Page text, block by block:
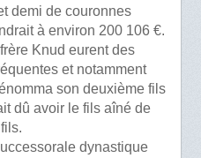
demi de couronnes
à environ 200 106 €.
Knud eurent des
et notamment
son deuxième fils
dû avoir le fils aîné de
dynastique